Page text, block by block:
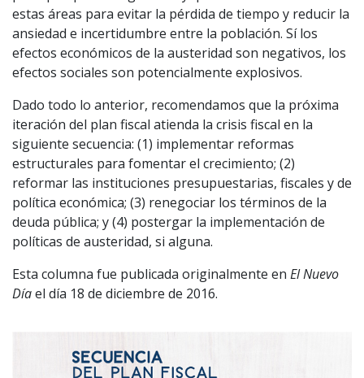
estas áreas para evitar la pérdida de tiempo y reducir la
ansiedad e incertidumbre entre la población. Sí los
efectos económicos de la austeridad son negativos, los
efectos sociales son potencialmente explosivos.
Dado todo lo anterior, recomendamos que la próxima
iteración del plan fiscal atienda la crisis fiscal en la
siguiente secuencia: (1) implementar reformas
estructurales para fomentar el crecimiento; (2)
reformar las instituciones presupuestarias, fiscales y de
política económica; (3) renegociar los términos de la
deuda pública; y (4) postergar la implementación de
políticas de austeridad, si alguna.
Esta columna fue publicada originalmente en El Nuevo
Díael día 18 de diciembre de 2016.